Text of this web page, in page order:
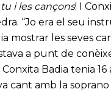
i les cançons! I
“Jo era el seu
mostrar les seves
a punt de
Badia tenia
cant amb la